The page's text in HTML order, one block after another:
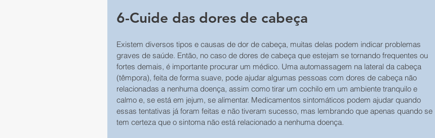
6-Cuide das dores de cabeça
Existem diversos tipos e causas de dor de cabeça, muitas delas podem indicar problemas
graves de saúde. Então, no caso de dores de cabeça que estejam se tornando frequentes ou
fortes demais, é importante procurar um médico. Uma automassagem na lateral da cabeça
(têmpora), feita de forma suave, pode ajudar algumas pessoas com dores de cabeça não
relacionadas a nenhuma doença, assim como tirar um cochilo em um ambiente tranquilo e
calmo e, se está em jejum, se alimentar. Medicamentos sintomáticos podem ajudar quando
essas tentativas já foram feitas e não tiveram sucesso, mas lembrando que apenas quando se
tem certeza que o sintoma não está relacionado a nenhuma doença.